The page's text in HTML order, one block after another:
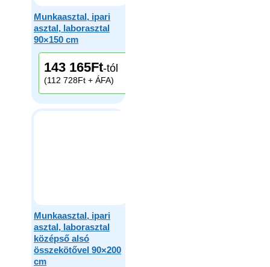
Munkaasztal, ipari
asztal, laborasztal
90×150 cm
143 165Ft-tól
(112 728Ft + ÁFA)
Munkaasztal, ipari
asztal, laborasztal
középső alsó
összekötővel 90×200
cm